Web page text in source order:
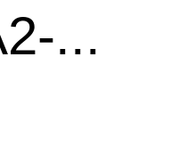
...